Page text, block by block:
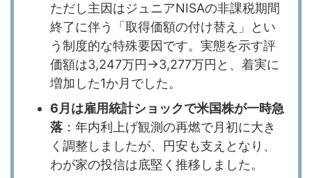
ただし主因はジュニアNISAの非課税期間
終了に伴う「取得価額の付け替え」とい
う制度的な特殊要因です。実態を示す評
価額は3,247万円→3,277万円と、着実に
増加した1か月でした。
6月は雇用統計ショックで米国株が一時急
落 ：年内利上げ観測の再燃で月初に大き
く調整しましたが、円安も支えとなり、
わが家の投信は底堅く推移しました。